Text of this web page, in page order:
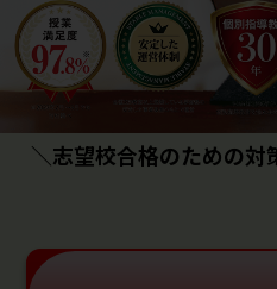
＼志望校合格のための